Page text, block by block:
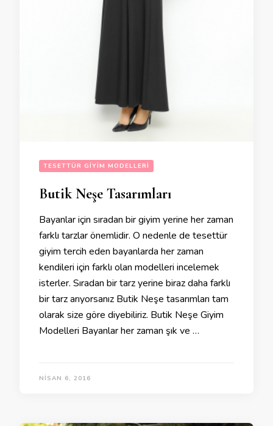
TESETTÜR GIYIM MODELLERI
Butik Neşe Tasarımları
Bayanlar için sıradan bir giyim yerine her zaman
farklı tarzlar önemlidir. O nedenle de tesettür
giyim tercih eden bayanlarda her zaman
kendileri için farklı olan modelleri incelemek
isterler. Sıradan bir tarz yerine biraz daha farklı
bir tarz arıyorsanız Butik Neşe tasarımları tam
olarak size göre diyebiliriz. Butik Neşe Giyim
Modelleri Bayanlar her zaman şık ve …
NISAN 6, 2016